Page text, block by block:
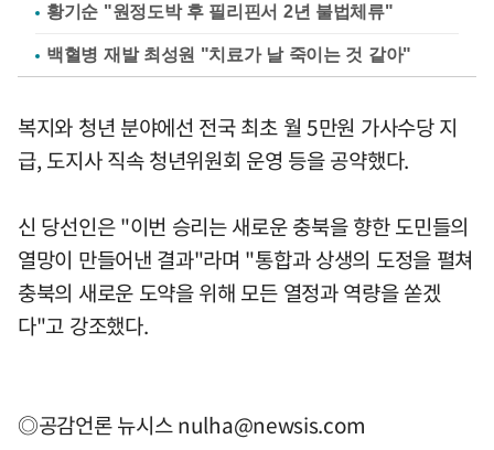
황기순 "원정도박 후 필리핀서 2년 불법체류"
백혈병 재발 최성원 "치료가 날 죽이는 것 같아"
복지와 청년 분야에선 전국 최초 월 5만원 가사수당 지
급, 도지사 직속 청년위원회 운영 등을 공약했다.
신 당선인은 "이번 승리는 새로운 충북을 향한 도민들의
열망이 만들어낸 결과"라며 "통합과 상생의 도정을 펼쳐
충북의 새로운 도약을 위해 모든 열정과 역량을 쏟겠
다"고 강조했다.
◎공감언론 뉴시스nulha@newsis.com